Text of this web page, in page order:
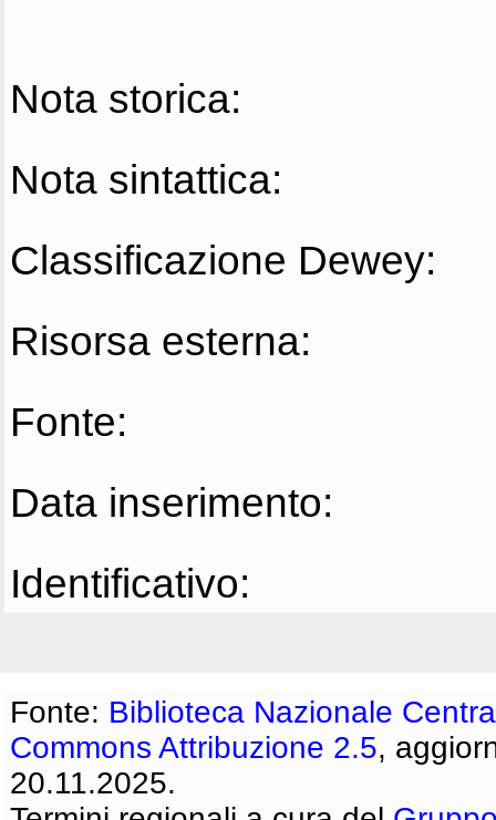
Nota storica:
Nota sintattica:
Classificazione Dewey:
Risorsa esterna:
Fonte:
Data inserimento:
Identificativo:
Fonte: Biblioteca Nazionale
Commons Attribuzione 2.5,
20.11.2025.